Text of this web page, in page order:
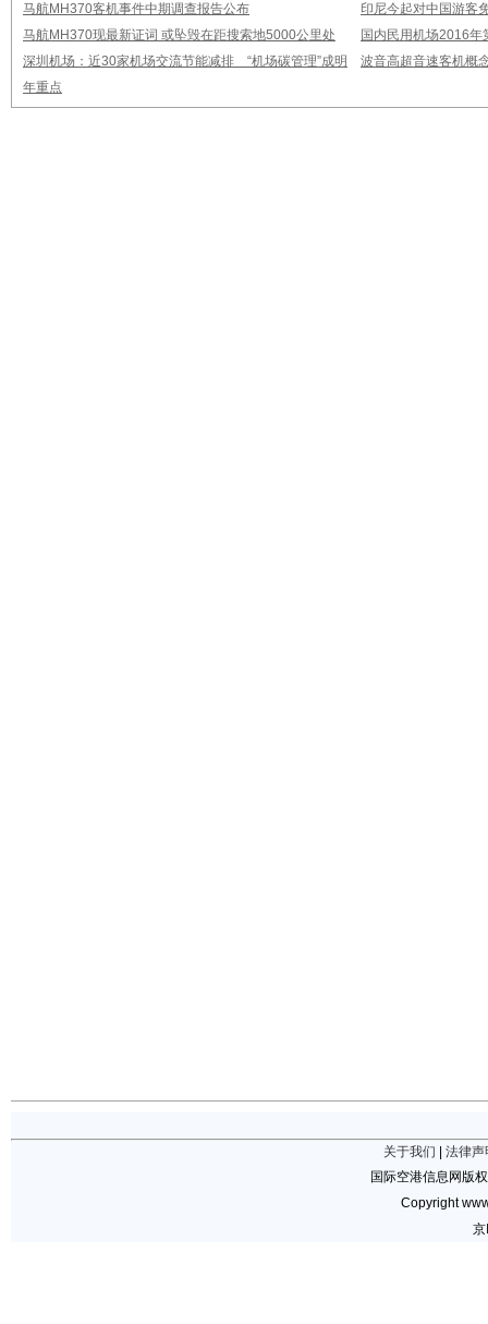
马航MH370客机事件中期调查报告公布
印尼今起对中国游客
马航MH370现最新证词 或坠毁在距搜索地5000公里处
国内民用机场2016年
深圳机场：近30家机场交流节能减排 “机场碳管理”成明
年重点
波音高超音速客机概
关于我们
法律声
国际空港信息网版
Copyright